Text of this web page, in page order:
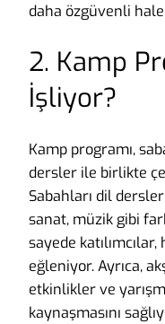
daha özgüvenli
2. Kamp
İşliyor?
Kamp programı,
dersler ile birlikte
Sabahları dil
sanat, müzik gibi
sayede
eğleniyor. Ayrıca,
etkinlikler ve
kaynaşmasını